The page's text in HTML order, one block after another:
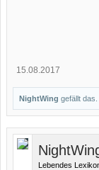
15.08.2017
NightWing gefällt das.
Lebendes